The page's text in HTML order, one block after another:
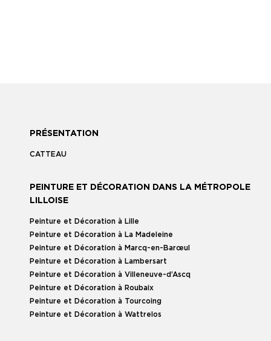
PRÉSENTATION
CATTEAU
PEINTURE ET DÉCORATION DANS LA MÉTROPOLE
LILLOISE
Peinture et Décoration à Lille
Peinture et Décoration à La Madeleine
Peinture et Décoration à Marcq-en-Barœul
Peinture et Décoration à Lambersart
Peinture et Décoration à Villeneuve-d’Ascq
Peinture et Décoration à Roubaix
Peinture et Décoration à Tourcoing
Peinture et Décoration à Wattrelos